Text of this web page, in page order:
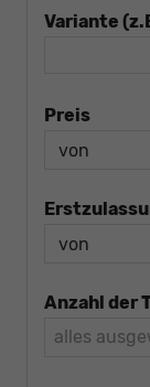
Variante
Preis
Anzahl der
alles